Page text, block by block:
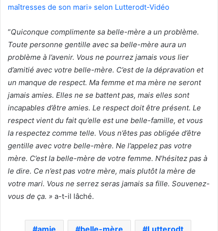
maîtresses de son mari» selon Lutterodt-Vidéo
“Quiconque complimente sa belle-mère a un problème.
Toute personne gentille avec sa belle-mère aura un
problème à l’avenir. Vous ne pourrez jamais vous lier
d’amitié avec votre belle-mère. C’est de la dépravation et
un manque de respect. Ma femme et ma mère ne seront
jamais amies. Elles ne se battent pas, mais elles sont
incapables d’être amies. Le respect doit être présent. Le
respect vient du fait qu’elle est une belle-famille, et vous
la respectez comme telle. Vous n’êtes pas obligée d’être
gentille avec votre belle-mère. Ne l’appelez pas votre
mère. C’est la belle-mère de votre femme. N’hésitez pas à
le dire. Ce n’est pas votre mère, mais plutôt la mère de
votre mari. Vous ne serrez seras jamais sa fille. Souvenez-
vous de ça. » a-t-il lâché.
amie belle-mère Lutterodt